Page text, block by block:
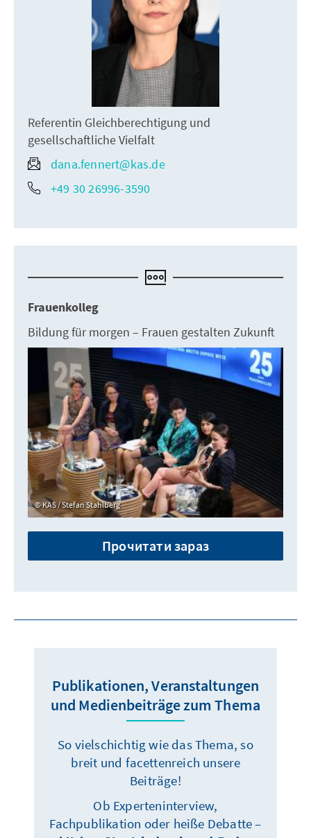
Referentin Gleichberechtigung und
gesellschaftliche Vielfalt
dana.fennert@kas.de
+49 30 26996-3590
Frauenkolleg
Bildung für morgen – Frauen gestalten Zukunft
KAS / Stefan Stahlberg
Прочитати зараз
Publikationen, Veranstaltungen
und Medienbeiträge zum Thema
So vielschichtig wie das Thema, so
breit und facettenreich unsere
Beiträge!
Ob Experteninterview,
Fachpublikation oder heiße Debatte –